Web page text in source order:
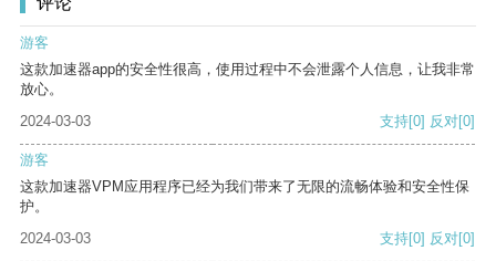
游客
这款加速器app的安全性很高，使用过程中不会泄露个人信息，让我非常
放心。
2024-03-03
支持[0] 反对[0]
游客
这款加速器VPM应用程序已经为我们带来了无限的流畅体验和安全性保
护。
2024-03-03
支持[0] 反对[0]